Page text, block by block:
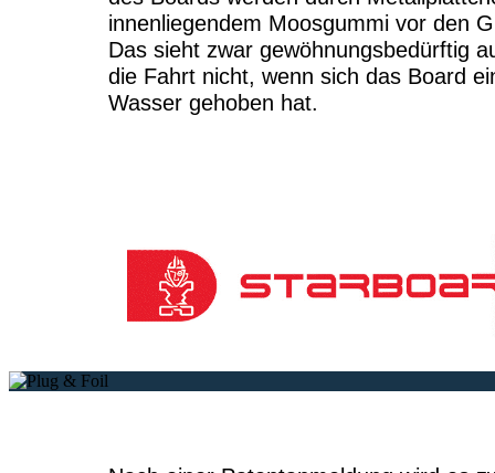
innenliegendem Moosgummi vor den
Das sieht zwar gewöhnungsbedürftig
die Fahrt nicht, wenn sich das Board
Wasser gehoben hat.